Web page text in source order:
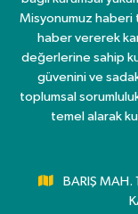
Misyonumuz haberi
haber vererek
değerlerine sahip
güvenini ve
toplumsal
temel alarak
BARIŞ MAH.